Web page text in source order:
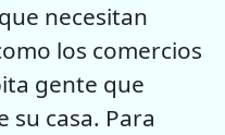
necesitan
los comercios
gente que
su casa. Para